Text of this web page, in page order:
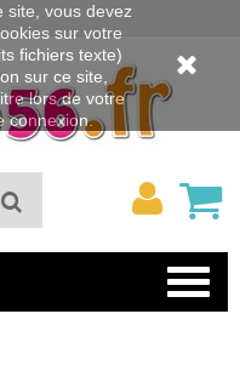
Rechercher
Mon
site, vous devez
sur votre
fichiers texte)
sur ce site,
lors de votre
connexion.